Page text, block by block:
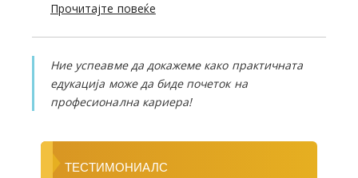
Прочитајте повеќе
Ние успеавме да докажеме како практичната
едукација може да биде почеток на
професионална кариера!
ТЕСТИМОНИАЛС